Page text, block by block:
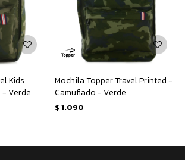
Kids
Verde
Mochila Topper Travel Printed -
Camuflado - Verde
$ 1.090